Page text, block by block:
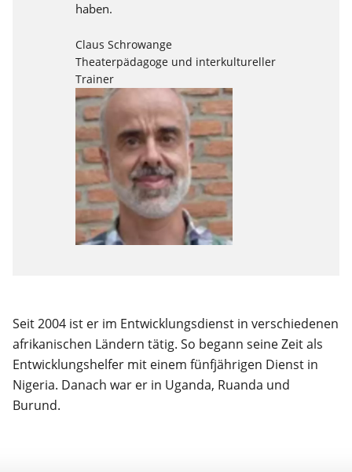
haben.
Claus Schrowange
Theaterpädagoge und interkultureller
Trainer
Seit 2004 ist er im Entwicklungsdienst in verschiedenen
afrikanischen Ländern tätig. So begann seine Zeit als
Entwicklungshelfer mit einem fünfjährigen Dienst in
Nigeria. Danach war er in Uganda, Ruanda und
Burund.